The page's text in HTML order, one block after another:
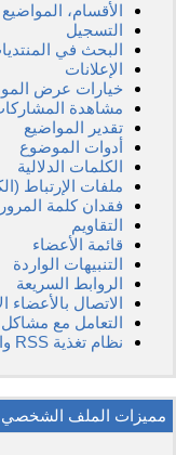
الأقسام،
التسجيل
البحث في
الإعلانات
خيارات عرض
مشاهدة
تقدير المواضيع
أدوات الموضوع
الكلمات الدلالية
ملفات الإرتباط
فقدان كلمة المرور
التقاويم
قائمة الأعضاء
التنبيهات الواردة
الروابط السريعة
الاتصال بالأعضاء
التعامل مع
نظام تغذية RSS والإذاعة
مميزات الملف الشخصي